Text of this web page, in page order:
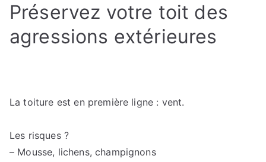
Préservez votre toit des
agressions extérieures
La toiture est en première ligne : vent.
Les risques ?
– Mousse, lichens, champignons